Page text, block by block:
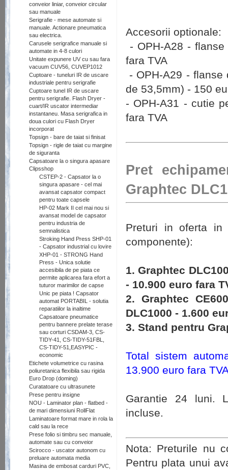
conveior liniar, conveior circular
sau manuale
Serigrafie - mese automate si
manuale. Actionare pneumatica
sau electrica.
Carusele serigrafice manuale si
automate in 4-8 culori
Unitate expunere UV cu sau fara
vacuum CUV56, CUVEP1012
Cuptoare - tuneluri IR de uscare
industriale pentru serigrafie
Cuptoare tunel IR de uscare
pentru serigrafie. Flash Dryer -
cuart/IR uscator intermediar
instantaneu. Masa serigrafica in
doua culori cu Flash Dryer
incorporat
Topsign - bare de taiat si finisat
Topsign - rigle de taiat cu margine
de siguranta
Capsatoare la o singura apasare
Clipsshop
CSTEP-2 - Capsator la o
singura apasare - cel mai
avansat capsator compact
pentru toate capsele
HP-02 Mark II cel mai nou si
avansat model de capsator
pentru industria de
semnalistica
Stroking Hand Press SHP-01
- Capsator industrial cu lovire
XHP-01 - STRONG Hand
Press - Unica solutie
accesibila de pe piata ce
permite aplicarea fara efort a
tuturor marimilor de capse
Unic pe piata ! Capsator
automat PORTABIL - solutia
reparatiilor la inaltime
Capsatoare pneumatice
pentru bannere prelate terase
sau corturi CSDAM-3, CS-
TIDY-41, CS-TIDY-51FBL,
CS-TIDY-51,EASYPIC -
economic
Etichete volumetrice cu rasina
poliuretanica flexibila sau rigida
Euro Drop (doming)
Curatatoare cu ultrasunete
Prese pentru insigne
NOU - Laminator plan - flatbed -
de mari dimensiuni RollFlat
Laminatoare format mare in rola la
cald sau la rece
Prese folio si timbru sec manuale,
automate sau cu conveior
Scirocco - uscator autonom cu
preluare automata media
Masina de embosat carduri PVC,
Accesorii optionale:
- OPH-A28 -
fara TVA
- OPH-A29 - flanse
de 53,5mm) - 150
- OPH-A31 - cutie
fara TVA
Pret
Graphtec
Preturi in oferta in
componente):
1. Graphtec
- 10.900 euro fara
2. Graphtec
DLC1000 - 1.600
3. Stand pentru
Total sistem
13.900 euro fara
Garantie 24 luni.
incluse.
Nota: Preturile nu
Pentru plata unui